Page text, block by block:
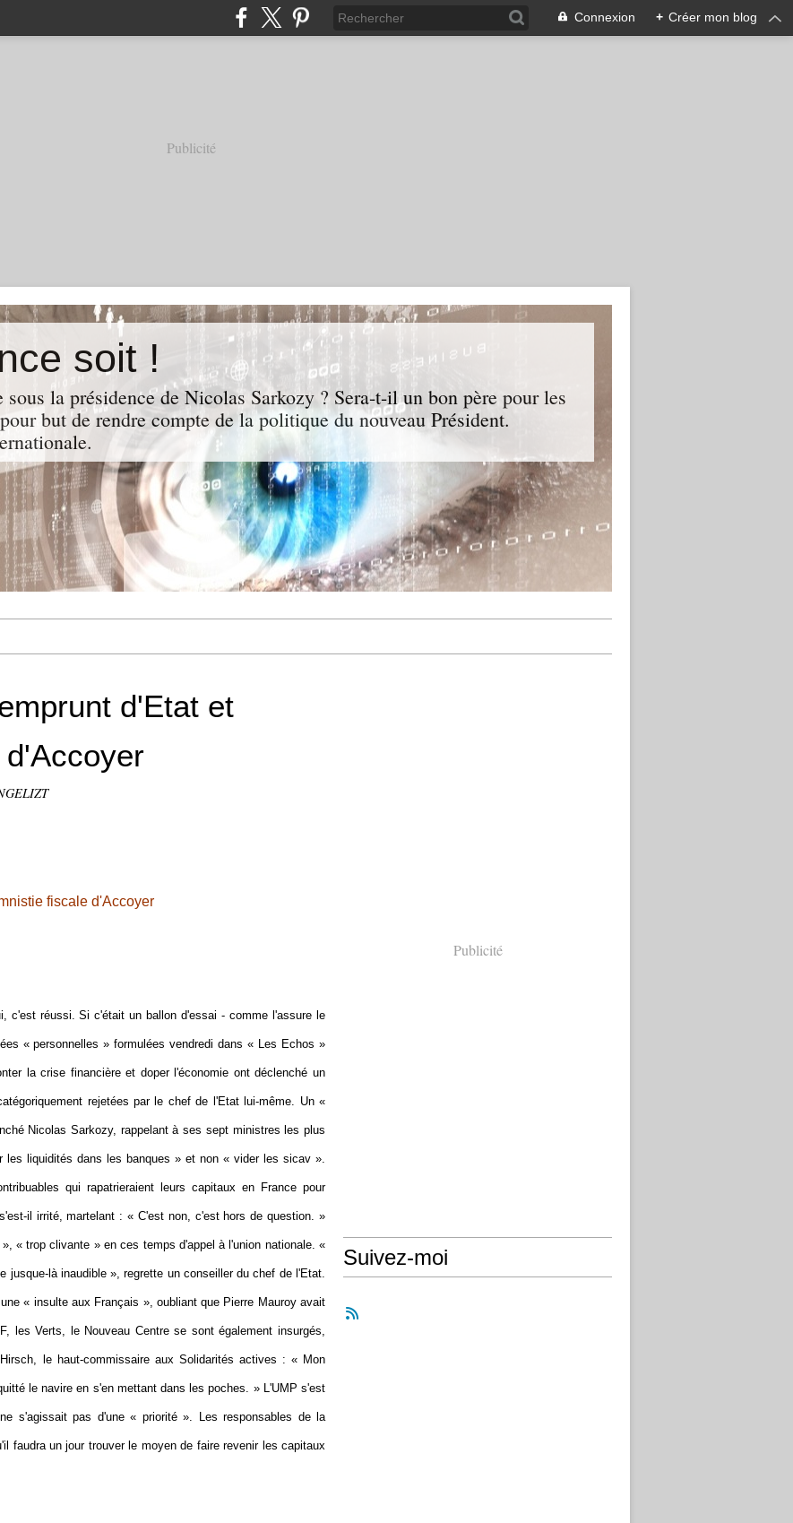
Connexion + Créer mon blog
Publicité
soit !
sous la présidence de Nicolas Sarkozy ? Sera-t-il un bon père pour les
but de rendre compte de la politique du nouveau Président.
d'Etat et
fiscale d'Accoyer
c'est réussi. Si c'était un ballon d'essai - comme l'assure le
« personnelles » formulées vendredi dans « Les Echos »
la crise financière et doper l'économie ont déclenché un
rejetées par le chef de l'Etat lui-même. Un «
Nicolas Sarkozy, rappelant à ses sept ministres les plus
les liquidités dans les banques » et non « vider les sicav ».
qui rapatrieraient leurs capitaux en France pour
il irrité, martelant : « C'est non, c'est hors de question. »
« trop clivante » en ces temps d'appel à l'union nationale. «
jusque-là inaudible », regrette un conseiller du chef de l'Etat.
« insulte aux Français », oubliant que Pierre Mauroy avait
les Verts, le Nouveau Centre se sont également insurgés,
le haut-commissaire aux Solidarités actives : « Mon
le navire en s'en mettant dans les poches. » L'UMP s'est
s'agissait pas d'une « priorité ». Les responsables de la
faudra un jour trouver le moyen de faire revenir les capitaux
Publicité
Suivez-moi